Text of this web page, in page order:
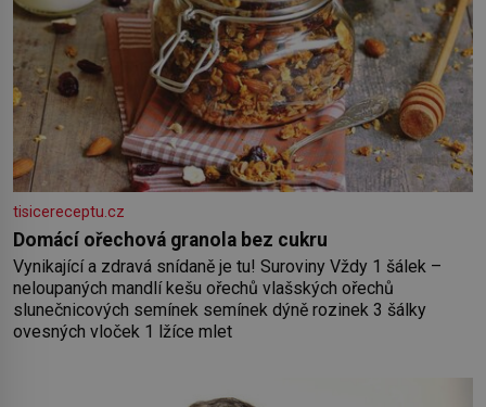
tisicereceptu.cz
Domácí ořechová granola bez cukru
Vynikající a zdravá snídaně je tu! Suroviny Vždy 1 šálek –
neloupaných mandlí kešu ořechů vlašských ořechů
slunečnicových semínek semínek dýně rozinek 3 šálky
ovesných vloček 1 lžíce mlet